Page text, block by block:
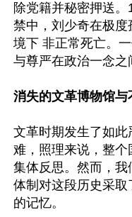
除党籍并秘密押送
禁中，刘少奇在极
境下 非正常死亡。
与尊严在政治一念之
消失的文革博物馆与
文革时期发生了如
难，照理来说，整
集体反思。然而，
体制对这段历史采取
的记忆。